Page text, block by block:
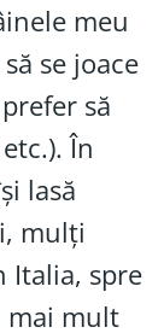
meu
se joace
să
În
lasă
mulți
Italia, spre
mai mult